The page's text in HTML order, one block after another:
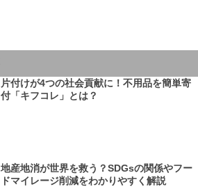
片付けが4つの社会貢献に！不用品を簡単寄
付「キフコレ」とは？
地産地消が世界を救う？SDGsの関係やフー
ドマイレージ削減をわかりやすく解説